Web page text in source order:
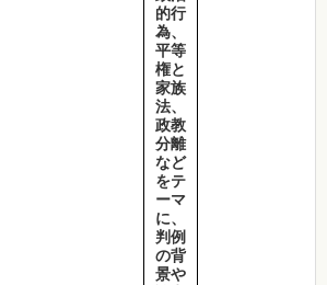
的行
為、
平等
権と
家族
法、
政教
分離
など
をテ
ーマ
に、
判例
の背
景や